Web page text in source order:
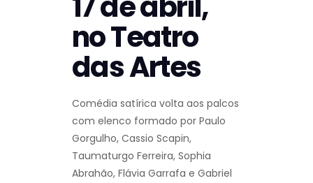
no Teatro
das Artes
Comédia satírica volta aos palcos
com elenco formado por Paulo
Gorgulho, Cassio Scapin,
Taumaturgo Ferreira, Sophia
Abrahão, Flávia Garrafa e Gabriel